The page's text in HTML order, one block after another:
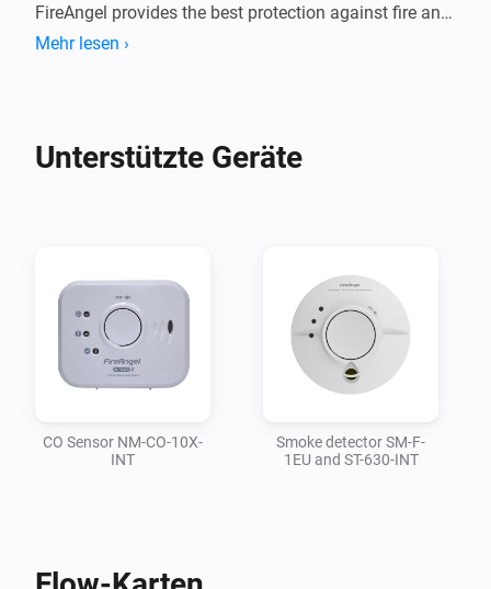
FireAngel provides the best protection against fire and
carbon monoxide that modern technology can
Mehr lesen ›
Unterstützte Geräte
CO Sensor NM-CO-10X-
INT
Smoke detector SM-F-
1EU and ST-630-INT